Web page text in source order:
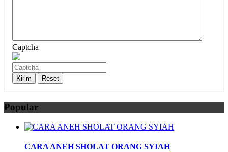
Captcha
Popular
CARA ANEH SHOLAT ORANG SYIAH